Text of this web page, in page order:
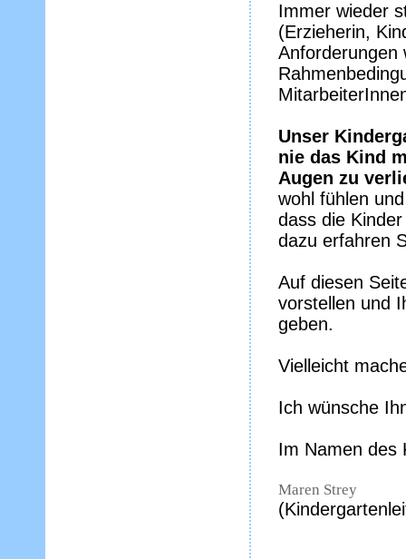
Immer wieder
(Erzieherin,
Anforderungen
Unser
nie das Kind
Augen zu
wohl fühlen
dass die
dazu erfahren
Auf diesen
vorstellen und
geben.
Vielleicht
Ich wünsche
Im Namen des
Maren Strey